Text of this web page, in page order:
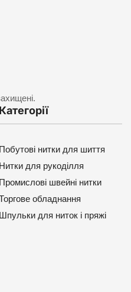
Категорії
Побутові нитки для шиття
Нитки для рукоділля
Промислові швейні нитки
обладнання
Шпульки для ниток і пряжі